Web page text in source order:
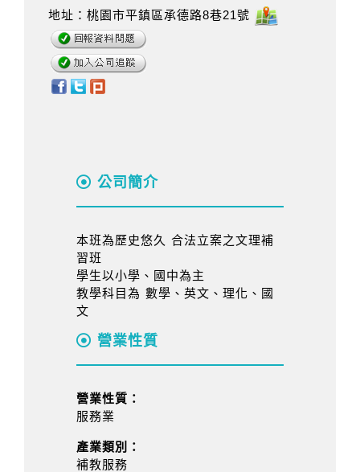
地址：桃園市平鎮區承德路8巷21號
公司簡介
本班為歷史悠久 合法立案之文理補
習班
學生以小學、國中為主
教學科目為 數學、英文、理化、國
文
營業性質
營業性質：
服務業
產業類別：
補教服務